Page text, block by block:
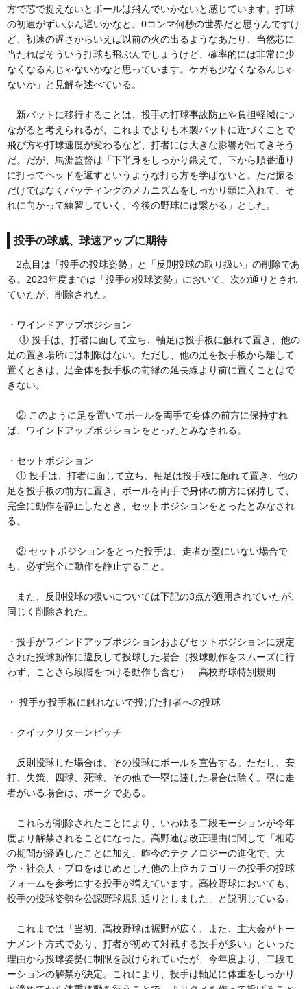
方で芯で捉えないとボールは飛んでいかないと感じています。打球
の初速がずいぶん遅いかなと。0コンマ何秒の世界だと思うんですけ
ど、初速の遅さからいえば以前の火の出るようなあたり、当然芯に
当たればそういう打球も飛ぶんでしょうけど、確率的には非常に少
なくなるんじゃないかなと思っています。ケガも少なくなるんじゃ
ないか」と見解を述べている。
新バットに移行することは、投手の打球事故防止や負担軽減につ
ながると考えられるが、これまでよりも木製バットに近づくことで
飛び方や打球速度が変わるなど、打者には大きな影響が出てきそう
だ。だが、馬淵監督は「下半身をしっかり鍛えて、下から順番通り
に打ってヘッドを返すというような打ち方を学ばないと。ただ振る
だけではなくバッティングのメカニズムをしっかり頭に入れて、そ
れに向かって練習していく、今後の野球には繋がる」とした。
投手の球威、球速アップに期待
2点目は「投手の投球姿勢」と「反則投球の取り扱い」の削除であ
る。2023年度までは「投手の投球姿勢」において、次の通りとされ
ていたが、削除された。
・ワインドアップポジション
① 投手は、打者に面して立ち、軸足は投手板に触れて置き、他の
足の置き場所には制限はない。ただし、他の足を投手板から離して
置くときは、足全体を投手板の前縁の延長線より前に置くことはで
きない。
② このように足を置いてボールを両手で身体の前方に保持すれ
ば、ワインドアップポジションをとったとみなされる。
・セットポジション
① 投手は、打者に面して立ち、軸足は投手板に触れて置き、他の
足を投手板の前方に置き、ボールを両手で身体の前方に保持して、
完全に動作を静止したとき、セットポジションをとったとみなされ
る。
② セットポジションをとった投手は、走者が塁にいない場合で
も、必ず完全に動作を静止すること。
また、反則投球の扱いについては下記の3点が適用されていたが、
同じく削除された。
・投手がワインドアップポジションおよびセットポジションに規定
された投球動作に違反して投球した場合（投球動作をスムーズに行
わず、ことさら段階をつける動作も含む）―高校野球特別規則
・ 投手が投手板に触れないで投げた打者への投球
・クイックリターンピッチ
反則投球した場合は、その投球にボールを宣告する。ただし、安
打、失策、四球、死球、その他で一塁に達した場合は除く。塁に走
者がいる場合は、ボークである。
これらが削除されたことにより、いわゆる二段モーションが今年
度より解禁されることになった。高野連は改正理由に関して「相応
の期間が経過したことに加え、昨今のテクノロジーの進化で、大
学・社会人・プロをはじめとした他の上位カテゴリーの投手の投球
フォームを参考にする投手が増えています。高校野球においても、
投手の投球姿勢を公認野球規則通りとしました」と説明している。
これまでは「当初、高校野球は裾野が広く、また、主大会がトー
ナメント方式であり、打者が初めて対戦する投手が多い」といった
理由から投球姿勢に制限を設けられていたが、今年度より、二段モ
ーションの解禁が決定。これにより、投手は軸足に体重をしっかり